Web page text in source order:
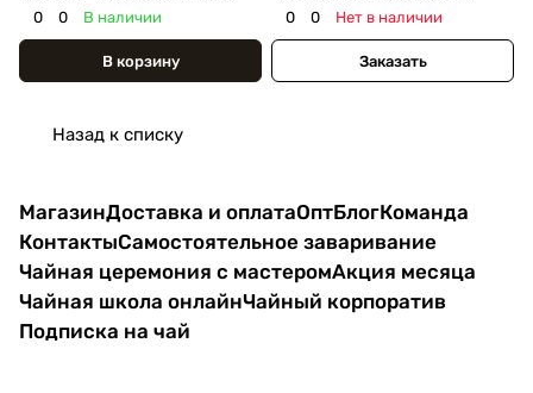
0
0 В наличии
В корзину
0
0 Нет в наличии
Заказать
Назад к списку
МагазинДоставка и оплатаОптБлогКоманда
КонтактыСамостоятельное заваривание
Чайная церемония с мастеромАкция месяца
Чайная школа онлайнЧайный корпоратив
Подписка на чай